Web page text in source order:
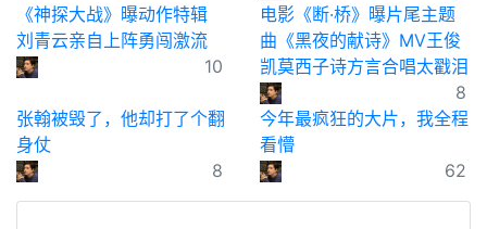
《神探大战》曝动作特辑
刘青云亲自上阵勇闯激流
10
电影《断·桥》曝片尾主题
曲《黑夜的献诗》MV王俊
凯莫西子诗方言合唱太戳泪
8
张翰被毁了，他却打了个翻
身仗
8
今年最疯狂的大片，我全程
看懵
62